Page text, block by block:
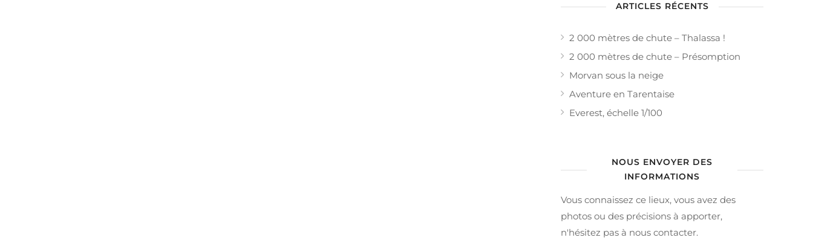
ARTICLES RÉCENTS
2 000 mètres de chute – Thalassa !
2 000 mètres de chute – Présomption
Morvan sous la neige
Aventure en Tarentaise
Everest, échelle 1/100
NOUS ENVOYER DES
INFORMATIONS
Vous connaissez ce lieux, vous avez des
photos ou des précisions à apporter,
n'hésitez pas à nous contacter.